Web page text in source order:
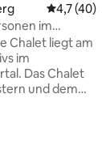
4,7 (40)
im
Chalet liegt am
im
Das Chalet
und dem